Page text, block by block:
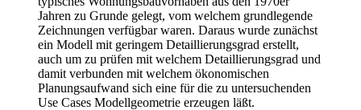
Jahren zu Grunde gelegt, vom welchem grundlegende
Zeichnungen verfügbar waren. Daraus wurde zunächst
ein Modell mit geringem Detaillierungsgrad erstellt,
auch um zu prüfen mit welchem Detaillierungsgrad und
damit verbunden mit welchem ökonomischen
Planungsaufwand sich eine für die zu untersuchenden
Use Cases Modellgeometrie erzeugen läßt.